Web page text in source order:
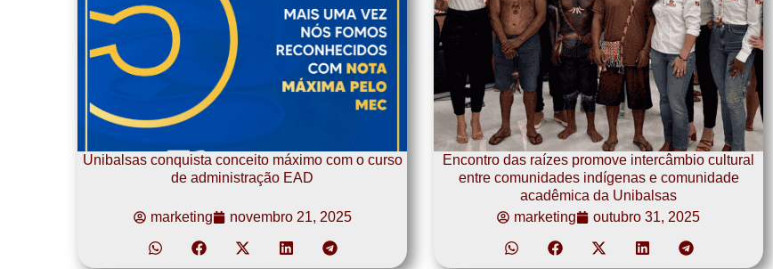
Unibalsas conquista conceito máximo com o curso
de administração EAD
marketing novembro 21, 2025
Encontro das raízes promove intercâmbio cultural
entre comunidades indígenas e comunidade
acadêmica da Unibalsas
marketing
outubro 31, 2025